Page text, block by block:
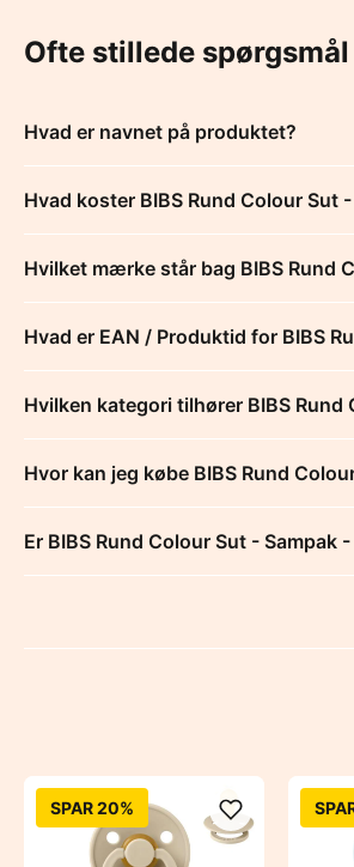
Ofte stillede spørgsmål
Hvad er navnet på produktet?
Hvad koster BIBS Rund Colour Sut
Hvilket mærke står bag BIBS Rund
Hvad er EAN / Produktid for BIBS
Hvilken kategori tilhører BIBS Rund
Hvor kan jeg købe BIBS Rund
Er BIBS Rund Colour Sut - Sampak
SPAR 20%